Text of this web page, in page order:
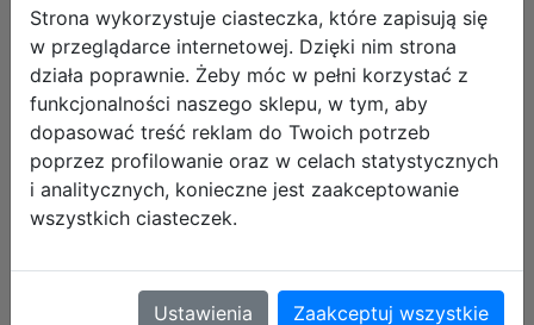
Paso Zestaw Szkolny 3el Alert Plecak
PP26RD-260 + Piórnik PP26RD-P001
+ Worek PP26RD-712
Strona wykorzystuje ciasteczka, które zapisują się
w przeglądarce internetowej. Dzięki nim strona
działa poprawnie. Żeby móc w pełni korzystać z
funkcjonalności naszego sklepu, w tym, aby
dopasować treść reklam do Twoich potrzeb
poprzez profilowanie oraz w celach statystycznych
i analitycznych, konieczne jest zaakceptowanie
wszystkich ciasteczek.
Ustawienia Zaakceptuj wszystkie